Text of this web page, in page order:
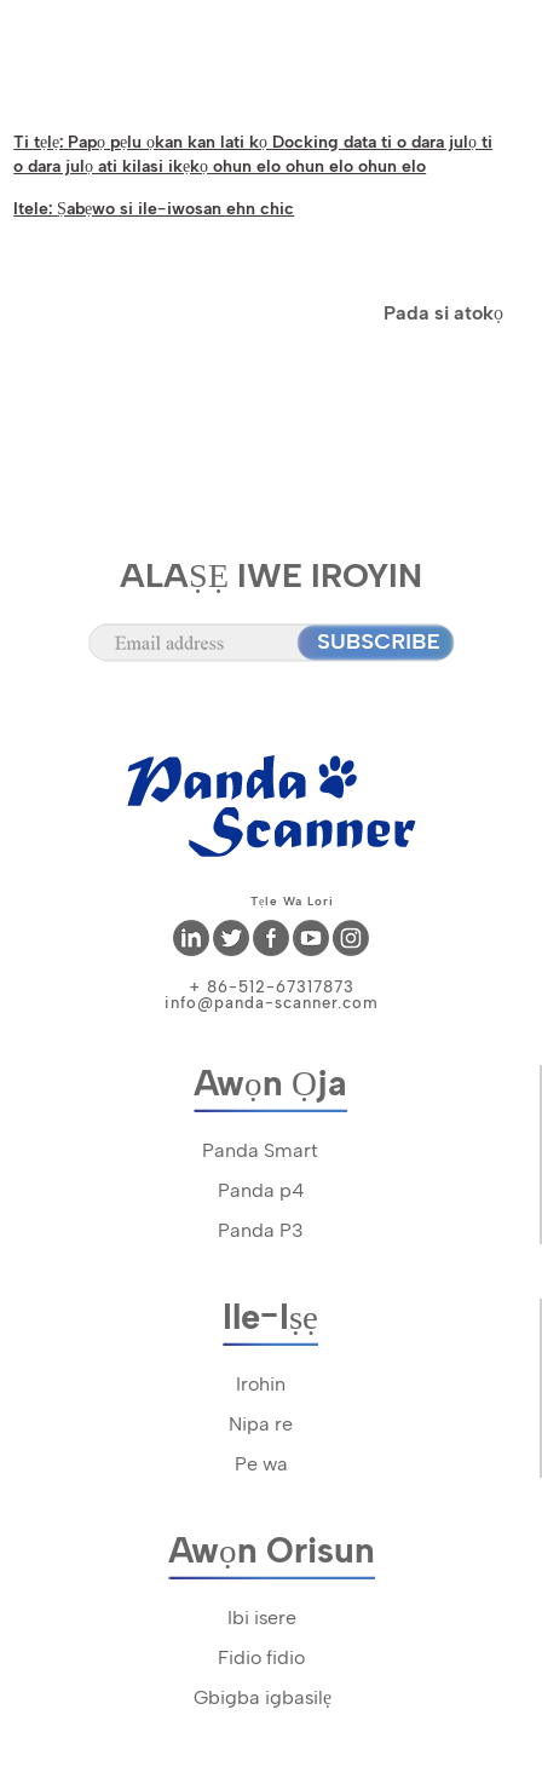
Ti tẹlẹ: Papọ pẹlu ọkan kan lati kọ Docking data ti o dara julọ ti
o dara julọ ati kilasi ikẹkọ ohun elo ohun elo ohun elo
Itele: Ṣabẹwo si ile-iwosan ehn chic
Pada si atokọ
ALAṢẸ IWE IROYIN
Tẹle Wa Lori
+ 86-512-67317873
info@panda-scanner.com
Awọn Ọja
Panda Smart
Panda p4
Panda P3
Ile-Iṣẹ
Irohin
Nipa re
Pe wa
Awọn Orisun
Ibi isere
Fidio fidio
Gbigba igbasilẹ